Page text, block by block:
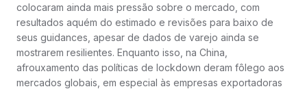
colocaram ainda mais pressão sobre o mercado, com
resultados aquém do estimado e revisões para baixo de
seus guidances, apesar de dados de varejo ainda se
mostrarem resilientes. Enquanto isso, na China,
afrouxamento das políticas de lockdown deram fôlego aos
mercados globais, em especial às empresas exportadoras